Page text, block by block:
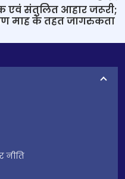
एवं संतुलित आहार जरूरी;
माह के तहत जागरुकता
नीति